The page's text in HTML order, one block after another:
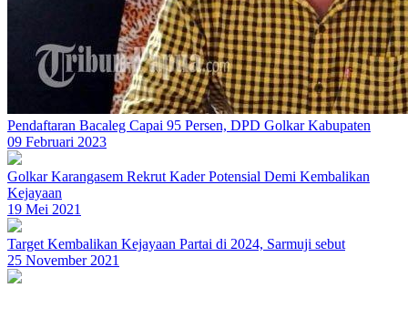
Pendaftaran Bacaleg Capai 95 Persen, DPD Golkar Kabupaten
09 Februari 2023
Golkar Karangasem Rekrut Kader Potensial Demi Kembalikan
Kejayaan
19 Mei 2021
Target Kembalikan Kejayaan Partai di 2024, Sarmuji sebut
25 November 2021